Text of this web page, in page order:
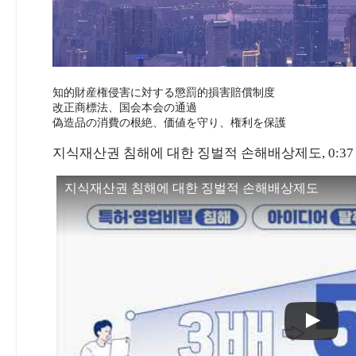
知的財産権侵害に対する懲罰的損害賠償制度
改正商標法、国会本会の通過
偽造品の消費の根絶、価値を守り、権利を保護
지식재산권 침해에 대한 징벌적 손해배상제도, 0:37
지식재산권 침해에 대한 징벌적 손해배상제도